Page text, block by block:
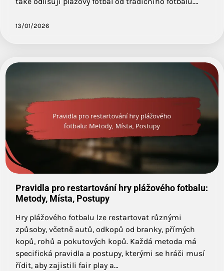
13/01/2026
Pravidla pro restartování hry plážového fotbalu:
Metody, Místa, Postupy
Hry plážového fotbalu lze restartovat různými
způsoby, včetně autů, odkopů od branky, přímých
kopů, rohů a pokutových kopů. Každá metoda má
specifická pravidla a postupy, kterými se hráči musí
řídit, aby zajistili fair play a…